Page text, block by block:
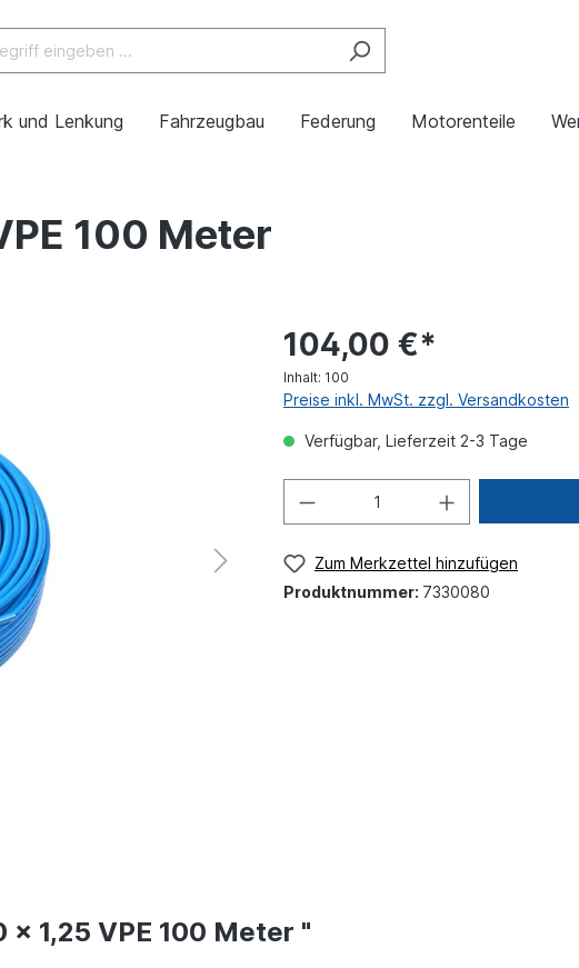
und Lenkung Fahrzeugbau Federung Motorenteile
100 Meter
104,00 €*
Inhalt: 100
Preise inkl. MwSt. zzgl. Versandkosten
Verfügbar, Lieferzeit 2-3 Tage
Zum Merkzettel hinzufügen
Produktnummer: 7330080
1,25 VPE 100 Meter "